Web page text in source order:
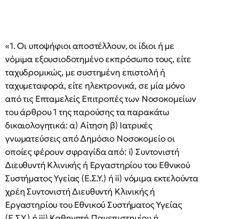
«1. Οι υποψήφιοι αποστέλλουν, οι ίδιοι ή με
νόμιμα εξουσιοδοτημένο εκπρόσωπο τους, είτε
ταχυδρομικώς, με συστημένη επιστολή ή
ταχυμεταφορά, είτε ηλεκτρονικά, σε μία μόνο
από τις Επταμελείς Επιτροπές των Νοσοκομείων
του άρθρου 1 της παρούσης τα παρακάτω
δικαιολογητικά: α) Αίτηση β) Ιατρικές
γνωματεύσεις από Δημόσιο Νοσοκομείο οι
οποίες φέρουν σφραγίδα από: i) Συντονιστή
Διευθυντή Κλινικής ή Εργαστηρίου του Εθνικού
Συστήματος Υγείας (Ε.Σ.Υ.) ή ii) νόμιμα εκτελούντα
χρέη Συντονιστή Διευθυντή Κλινικής ή
Εργαστηρίου του Εθνικού Συστήματος Υγείας